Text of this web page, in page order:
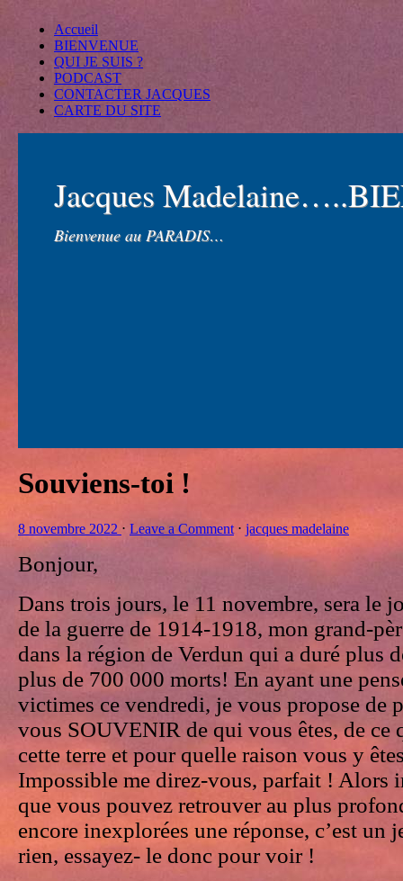
Accueil
BIENVENUE
QUI JE SUIS ?
PODCAST
CONTACTER JACQUES
CARTE DU SITE
Jacques
Bienvenue au PARADIS…
Souviens-toi !
8 novembre 2022 ⋅ Leave a Comment ⋅ jacques madelaine
Bonjour,
Dans trois jours, le 11 novembre, sera le
de la guerre de 1914-1918, mon grand-
dans la région de Verdun qui a duré plus
plus de 700 000 morts! En ayant une
victimes ce vendredi, je vous propose de
vous SOUVENIR de qui vous êtes, de ce
cette terre et pour quelle raison vous y
Impossible me direz-vous, parfait ! Alors
que vous pouvez retrouver au plus
encore inexplorées une réponse, c’est un
rien, essayez- le donc pour voir !